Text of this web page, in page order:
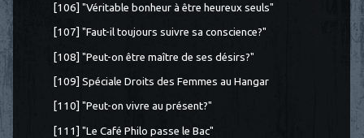
[106] "Véritable bonheur à être heureux seuls"
[107] "Faut-il toujours suivre sa conscience?"
[108] "Peut-on être maître de ses désirs?"
[109] Spéciale Droits des Femmes au Hangar
[110] "Peut-on vivre au présent?"
[111] "Le Café Philo passe le Bac"